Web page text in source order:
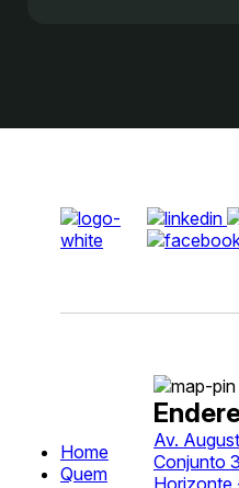
Home
Quem
Av.
Conjunto